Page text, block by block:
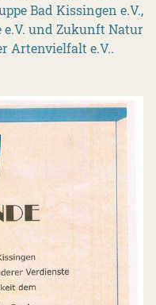
Bad Kissingen e.V.,
und Zukunft Natur
Artenvielfalt e.V..